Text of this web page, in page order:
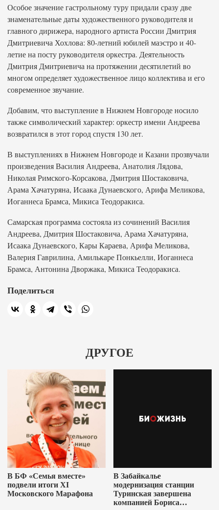
Особое значение гастрольному туру придали сразу две
знаменательные даты художественного руководителя и
главного дирижера, народного артиста России Дмитрия
Дмитриевича Хохлова: 80-летний юбилей маэстро и 40-
летие на посту руководителя оркестра. Деятельность
Дмитрия Дмитриевича на протяжении десятилетий во
многом определяет художественное лицо коллектива и его
современное звучание.
Добавим, что выступление в Нижнем Новгороде носило
также символический характер: оркестр имени Андреева
возвратился в этот город спустя 130 лет.
В выступлениях в Нижнем Новгороде и Казани прозвучали
произведения Василия Андреева, Анатолия Лядова,
Николая Римского-Корсакова, Дмитрия Шостаковича,
Арама Хачатуряна, Исаака Дунаевского, Арифа Меликова,
Иоганнеса Брамса, Микиса Теодоракиса.
Самарская программа состояла из сочинений Василия
Андреева, Дмитрия Шостаковича, Арама Хачатуряна,
Исаака Дунаевского, Кары Караева, Арифа Меликова,
Валерия Гаврилина, Амилькаре Понкьелли, Иоганнеса
Брамса, Антонина Дворжака, Микиса Теодоракиса.
Поделиться
ДРУГОЕ
В БФ «Семья вместе»
подвели итоги XI
Московского Марафона
В Забайкалье
модернизация станции
Туринская завершена
компанией Бориса